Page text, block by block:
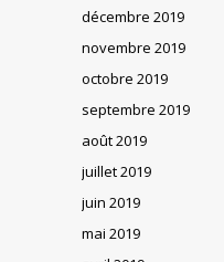
décembre 2019
novembre 2019
octobre 2019
septembre 2019
août 2019
juillet 2019
juin 2019
mai 2019